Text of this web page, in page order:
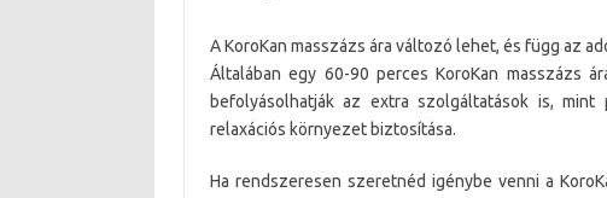
A KoroKan masszázs ára változó lehet, és függ az
Általában egy 60-90 perces KoroKan masszázs
befolyásolhatják az extra szolgáltatások is,
relaxációs környezet biztosítása.
Ha rendszeresen szeretnéd igénybe venni a